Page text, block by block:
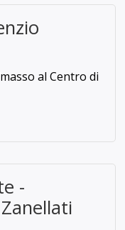
al Centro di
-